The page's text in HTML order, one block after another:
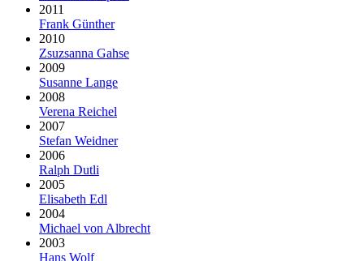
2011
Frank Günther
2010
Zsuzsanna Gahse
2009
Susanne Lange
2008
Verena Reichel
2007
Stefan Weidner
2006
Ralph Dutli
2005
Elisabeth Edl
2004
Michael von Albrecht
2003
Hans Wolf